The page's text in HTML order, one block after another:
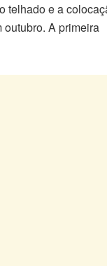
telhado e a
A primeira